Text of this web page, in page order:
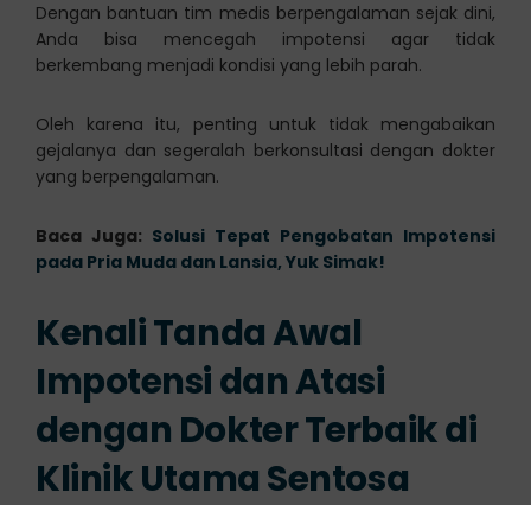
Dengan bantuan tim medis berpengalaman sejak dini,
Anda bisa mencegah impotensi agar tidak
berkembang menjadi kondisi yang lebih parah.
Oleh karena itu, penting untuk tidak mengabaikan
gejalanya dan segeralah berkonsultasi dengan dokter
yang berpengalaman.
Baca Juga: Solusi Tepat Pengobatan Impotensi
pada Pria Muda dan Lansia, Yuk Simak!
Kenali Tanda Awal
Impotensi dan Atasi
dengan Dokter Terbaik di
Klinik Utama Sentosa